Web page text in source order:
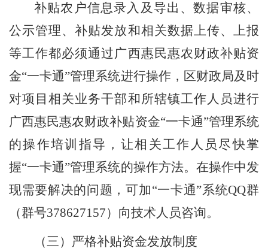
补贴农户信息录入及导出、数据审核、
公示管理、补贴发放和相关数据上传、上报
等工作都必须通过广西惠民惠农财政补贴资
金“一卡通”管理系统进行操作， 区财政局及时
对项目相关业务干部和所辖镇工作人员进行
广西惠民惠农财政补贴资金“一卡通”管理系统
的操作培训指导，让相关工作人员尽快掌
握“一卡通”管理系统的操作方法。在操作中发
现需要解决的问题，可加“一卡通”系统QQ群
（群号378627157）向技术人员咨询。
（三）严格补贴资金发放制度